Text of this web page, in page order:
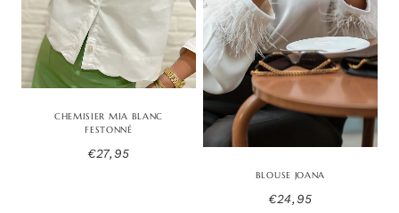
CHEMISIER MIA BLANC
FESTONNÉ
€27,95
BLOUSE JOANA
€24,95